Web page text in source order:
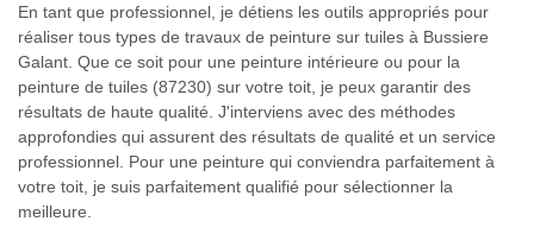
En tant que professionnel, je détiens les outils appropriés pour
réaliser tous types de travaux de peinture sur tuiles à Bussiere
Galant. Que ce soit pour une peinture intérieure ou pour la
peinture de tuiles (87230) sur votre toit, je peux garantir des
résultats de haute qualité. J'interviens avec des méthodes
approfondies qui assurent des résultats de qualité et un service
professionnel. Pour une peinture qui conviendra parfaitement à
votre toit, je suis parfaitement qualifié pour sélectionner la
meilleure.